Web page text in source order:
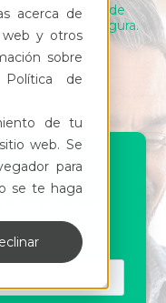
acerca de
y otros
sobre
Política de
de tu
web. Se
para
se te haga
la cobranza de
fácil y segura.